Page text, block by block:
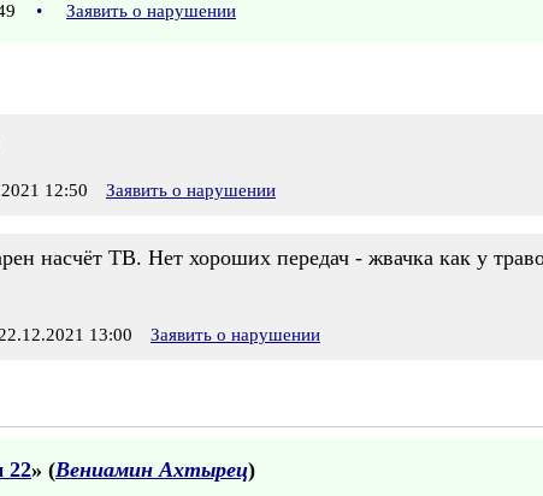
• Заявить о нарушении
12:50 Заявить о нарушении
насчёт ТВ. Нет хороших передач - жвачка как у
13:00 Заявить о нарушении
22» (Вениамин Ахтырец)